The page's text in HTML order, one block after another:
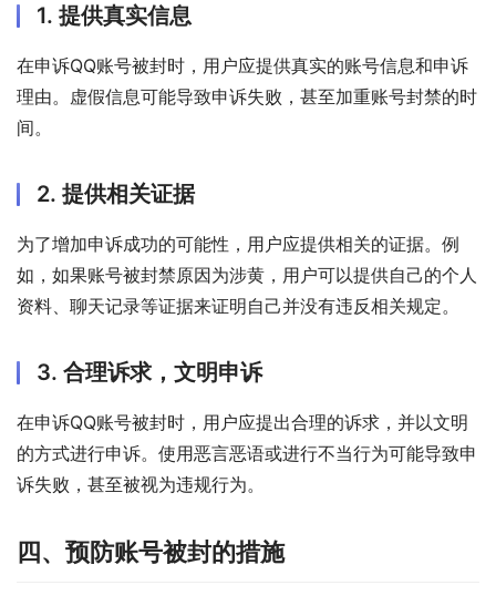
1. 提供真实信息
在申诉QQ账号被封时，用户应提供真实的账号信息和申诉
理由。虚假信息可能导致申诉失败，甚至加重账号封禁的时
间。
2. 提供相关证据
为了增加申诉成功的可能性，用户应提供相关的证据。例
如，如果账号被封禁原因为涉黄，用户可以提供自己的个人
资料、聊天记录等证据来证明自己并没有违反相关规定。
3. 合理诉求，文明申诉
在申诉QQ账号被封时，用户应提出合理的诉求，并以文明
的方式进行申诉。使用恶言恶语或进行不当行为可能导致申
诉失败，甚至被视为违规行为。
四、预防账号被封的措施